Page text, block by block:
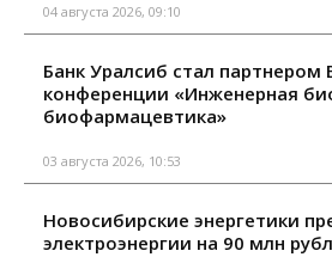
04 августа 2026, 09:10
Банк Уралсиб стал партнером
конференции «Инженерная
биофармацевтика»
03 августа 2026, 10:53
Новосибирские энергетики
электроэнергии на 90 млн